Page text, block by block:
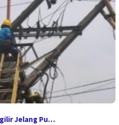
Jelang Pu…